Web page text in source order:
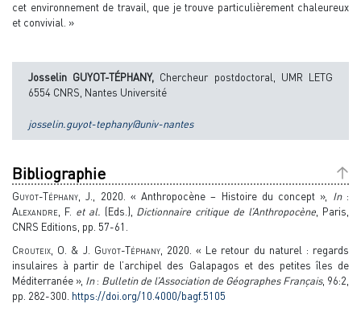
cet environnement de travail, que je trouve particulièrement chaleureux
et convivial. »
Josselin GUYOT-TÉPHANY, Chercheur postdoctoral, UMR LETG
6554 CNRS, Nantes Université
josselin.guyot-tephany@univ-nantes
Bibliographie
Guyot-Téphany , J., 2020. « Anthropocène – Histoire du concept », In :
Alexandre , F. et al. (Eds.), Dictionnaire critique de l’Anthropocène , Paris,
CNRS Editions, pp. 57-61.
Crouteix, O. & J. Guyot-Téphany, 2020. « Le retour du naturel : regards
insulaires à partir de l’archipel des Galapagos et des petites îles de
Méditerranée », In: Bulletin de l’Association de Géographes Français, 96:2,
pp. 282-300. https://doi.org/10.4000/bagf.5105